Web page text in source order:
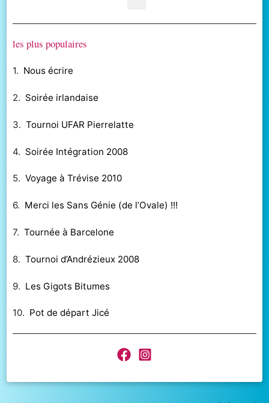
les plus populaires
1. Nous écrire
2. Soirée irlandaise
3.Tournoi UFAR Pierrelatte
4. Soirée Intégration 2008
5.Voyage à Trévise 2010
6. Merci les Sans Génie (de l’Ovale) !!!
7.Tournée à Barcelone
8.Tournoi d’Andrézieux 2008
9. Les Gigots Bitumes
10. Pot de départ Jicé